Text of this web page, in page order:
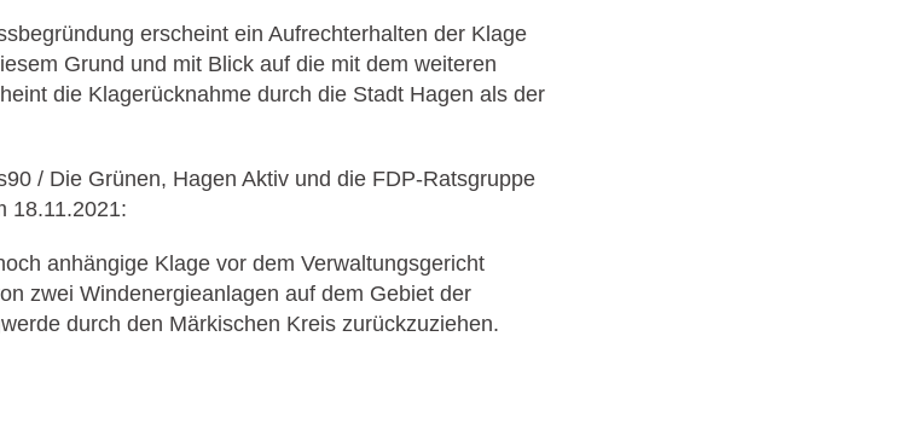
erscheint ein Aufrechterhalten der Klage
Grund und mit Blick auf die mit dem weiteren
die Klagerücknahme durch die Stadt Hagen als der
/ Die Grünen, Hagen Aktiv und die FDP-Ratsgruppe
18.11.2021:
anhängige Klage vor dem Verwaltungsgericht
zwei Windenergieanlagen auf dem Gebiet der
durch den Märkischen Kreis zurückzuziehen.